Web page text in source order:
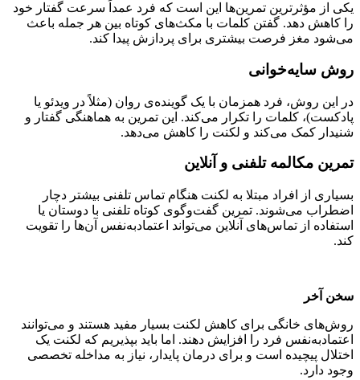
یکی از مؤثرترین تمرین‌ها این است که فرد عمداً سرعت گفتار خود
را کاهش دهد. گفتن کلمات با مکث‌های کوتاه بین هر جمله باعث
می‌شود مغز فرصت بیشتری برای پردازش پیدا کند.
روش سایه‌خوانی
در این روش، فرد همزمان با یک گوینده‌ی روان (مثلاً در ویدئو یا
پادکست)، کلمات را تکرار می‌کند. این تمرین به هماهنگی گفتار و
شنیدار کمک می‌کند و لکنت را کاهش می‌دهد.
تمرین مکالمه تلفنی و آنلاین
بسیاری از افراد مبتلا به لکنت هنگام تماس تلفنی بیشتر دچار
اضطراب می‌شوند. تمرین گفت‌وگوی کوتاه تلفنی با دوستان یا
استفاده از تماس‌های آنلاین می‌تواند اعتمادبه‌نفس آن‌ها را تقویت
کند.
سخن آخر
روش‌های خانگی برای کاهش لکنت بسیار مفید هستند و می‌توانند
اعتمادبه‌نفس فرد را افزایش دهند. اما باید بپذیریم که لکنت یک
اختلال پیچیده است و برای درمان پایدار، نیاز به مداخله تخصصی
وجود دارد.